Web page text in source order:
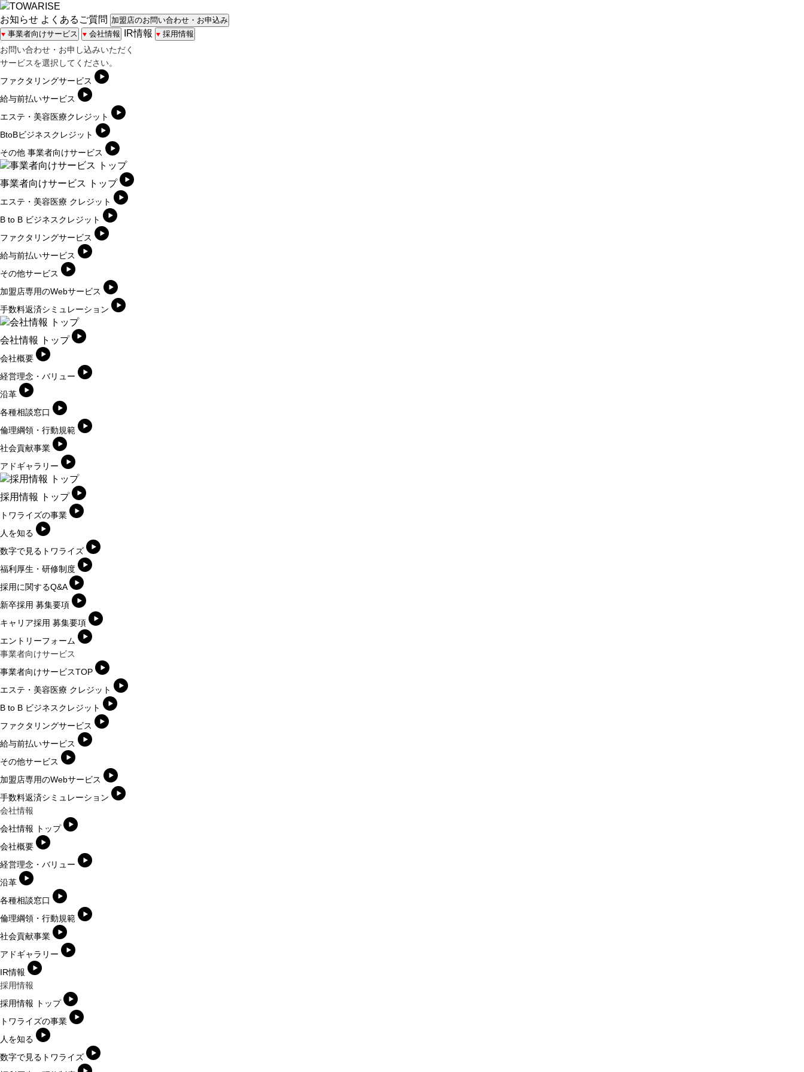
お知らせ よくあるご質問 加盟店のお問い合わせ・お申込み
事業者向けサービス
会社情報 IR情報 採用情報
お問い合わせ・お申し込みいただく
サービスを選択してください。
ファクタリングサービス
給与前払いサービス
エステ・美容医療クレジット
BtoBビジネスクレジット
その他 事業者向けサービス
事業者向けサービス トップ
エステ・美容医療 クレジット
B to B ビジネスクレジット
ファクタリングサービス
給与前払いサービス
その他サービス
加盟店専用のWebサービス
手数料返済シミュレーション
会社情報 トップ
会社概要
経営理念・バリュー
沿革
各種相談窓口
倫理綱領・行動規範
社会貢献事業
アドギャラリー
採用情報 トップ
トワライズの事業
人を知る
数字で見るトワライズ
福利厚生・研修制度
採用に関するQ&A
新卒採用 募集要項
キャリア採用 募集要項
エントリーフォーム
事業者向けサービス
事業者向けサービスTOP
エステ・美容医療 クレジット
B to B ビジネスクレジット
ファクタリングサービス
給与前払いサービス
その他サービス
加盟店専用のWebサービス
手数料返済シミュレーション
会社情報
会社情報 トップ
会社概要
経営理念・バリュー
沿革
各種相談窓口
倫理綱領・行動規範
社会貢献事業
アドギャラリー
IR情報
採用情報
採用情報 トップ
トワライズの事業
人を知る
数字で見るトワライズ